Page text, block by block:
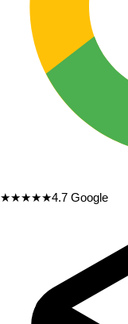
★★★★★4.7 Google